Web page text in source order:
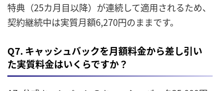
特典（25カ月目以降）が連続して適用されるため、
契約継続中は実質月額6,270円のままです。
Q7. キャッシュバックを月額料金から差し引い
た実質料金はいくらですか？